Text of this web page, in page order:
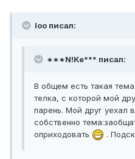
loo писал:
***N!Ke*** писал:
В общем есть такая
телка, с которой мой
парень. Мой друг уехал
собственно
оприходовать
.